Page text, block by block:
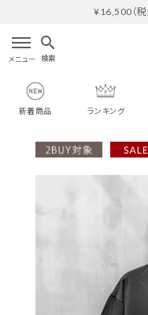
¥16,500（
メニュー
search
検索
新着商品 ランキング
#THOMAS